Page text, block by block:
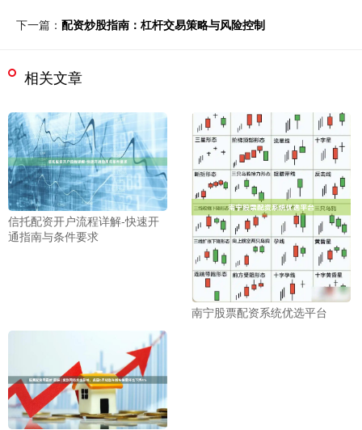
下一篇： 配资炒股指南：杠杆交易策略与风险控制
相关文章
信托配资开户流程详解-快速开
通指南与条件要求
南宁股票配资系统优选平台